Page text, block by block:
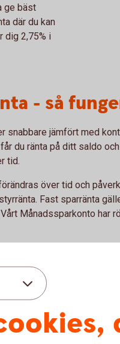
ge bäst
där du kan
dig 2,75% i
- så
snabbare jämfört med
du ränta på ditt saldo och
tid.
över tid och
Fast sparränta
Månadssparkonto har
som vill:
insättningsgaranti
dina pengar.